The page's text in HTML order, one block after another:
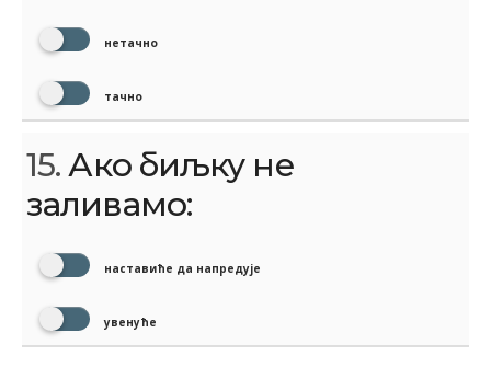
нетачно
тачно
15.Ако биљку не
заливамо:
наставиће да напредује
увенуће